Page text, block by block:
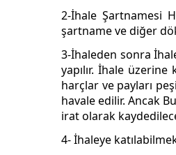
2-İhale Şartnamesi
şartname ve diğer
3-İhaleden sonra
yapılır. İhale
harçlar ve payları
havale edilir. Ancak
irat olarak
4- İhaleye